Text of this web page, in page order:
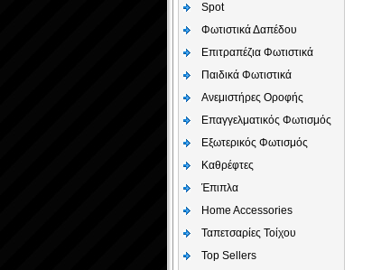
Spot
Φωτιστικά Δαπέδου
Επιτραπέζια Φωτιστικά
Παιδικά Φωτιστικά
Aνεμιστήρες Οροφής
Επαγγελματικός Φωτισμός
Εξωτερικός Φωτισμός
Καθρέφτες
Έπιπλα
Home Accessories
Ταπετσαρίες Τοίχου
Top Sellers